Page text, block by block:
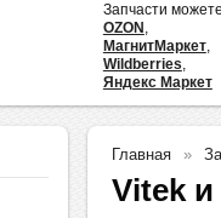
Запчасти
OZON ,
МагнитМаркет,
Wildberries,
Яндекс Маркет
Главная
Vitek